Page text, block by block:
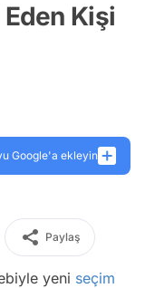
Kişi
Google'a ekleyin
Paylaş
yeni seçim